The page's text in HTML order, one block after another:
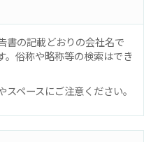
書の記載どおりの会社名で
。俗称や略称等の検索はでき
ペースにご注意ください。